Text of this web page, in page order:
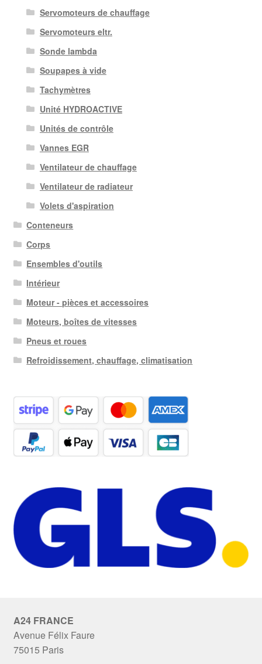
Servomoteurs de chauffage
Servomoteurs eltr.
Sonde lambda
Soupapes à vide
Tachymètres
Unité HYDROACTIVE
Unités de contrôle
Vannes EGR
Ventilateur de chauffage
Ventilateur de radiateur
Volets d'aspiration
Conteneurs
Corps
Ensembles d'outils
Intérieur
Moteur - pièces et accessoires
Moteurs, boîtes de vitesses
Pneus et roues
Refroidissement, chauffage, climatisation
A24 FRANCE
Avenue Félix Faure
75015 Paris